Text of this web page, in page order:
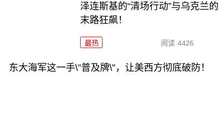
泽连斯基的“清场行动”与乌克兰的
末路狂飙！
最热 阅读 4426
东大海军这一手\"普及牌\"，让美西方彻底破防！